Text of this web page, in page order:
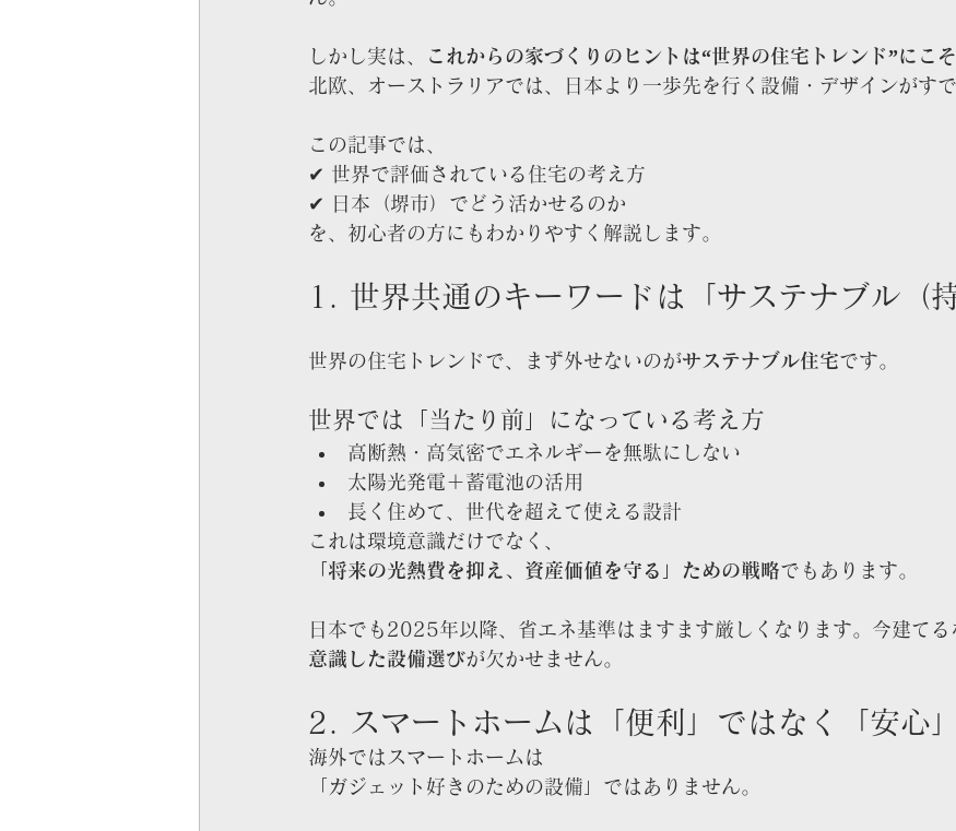
しかし実は、 これからの家づくりのヒントは“世界の住宅トレンド”にこそ
北欧、オーストラリアでは、日本より一歩先を行く設備・デザインがすで
この記事では、
✔ 世界で評価されている住宅の考え方
✔ 日本（堺市）でどう活かせるのか
を、初心者の方にもわかりやすく解説します。
1. 世界共通のキーワードは「サステナブル（
世界の住宅トレンドで、まず外せないのがサステナブル住宅です。
世界では「当たり前」になっている考え方
高断熱・高気密でエネルギーを無駄にしない
太陽光発電＋蓄電池の活用
長く住めて、世代を超えて使える設計
これは環境意識だけでなく、
「将来の光熱費を抑え、資産価値を守る」ための戦略でもあります。
日本でも2025年以降、省エネ基準はますます厳しくなります。今建てる
意識した設備選びが欠かせません。
2. スマートホームは「便利」ではなく「安心
海外ではスマートホームは
「ガジェット好きのための設備」ではありません。